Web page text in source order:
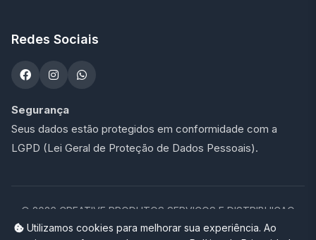
Redes Sociais
Segurança
Seus dados estão protegidos em conformidade com a
LGPD (Lei Geral de Proteção de Dados Pessoais).
© 2026 CREATIVE PRODUTOS SERVICOS E DISTRIBUICAO
LTDA - 47.273.900/0001-76. Todos os direitos reservados.
Utilizamos cookies para melhorar sua experiência. Ao